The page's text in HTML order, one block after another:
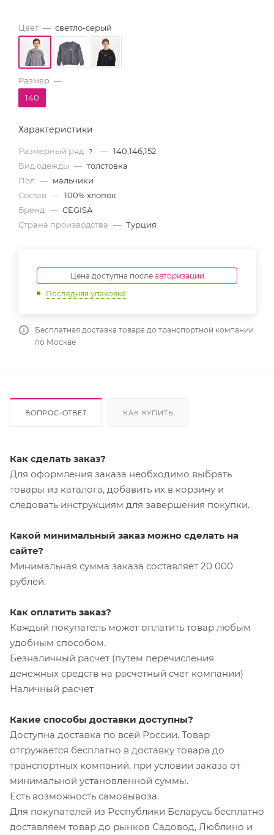
Цвет — светло-серый
Размер —
140
Характеристики
Размерный ряд ? — 140,146,152
Вид одежды — толстовка
Пол — мальчики
Состав — 100% хлопок
Бренд — CEGISA
Страна производства — Турция
Цена доступна после авторизации
Последняя упаковка
Бесплатная доставка товара до транспортной компании
по Москве
ВОПРОС-ОТВЕТ КАК КУПИТЬ
Как сделать заказ?
Для оформления заказа необходимо выбрать
товары из каталога, добавить их в корзину и
следовать инструкциям для завершения покупки.
Какой минимальный заказ можно сделать на
сайте?
Минимальная сумма заказа составляет 20 000
рублей.
Как оплатить заказ?
Каждый покупатель может оплатить товар любым
удобным способом.
Безналичный расчет (путем перечисления
денежных средств на расчетный счет компании)
Наличный расчет
Какие способы доставки доступны?
Доступна доставка по всей России. Товар
отгружается бесплатно в доставку товара до
транспортных компаний, при условии заказа от
минимальной установленной суммы.
Есть возможность самовывоза.
Для покупателей из Республики Беларусь бесплатно
доставляем товар до рынков Садовод, Люблино и